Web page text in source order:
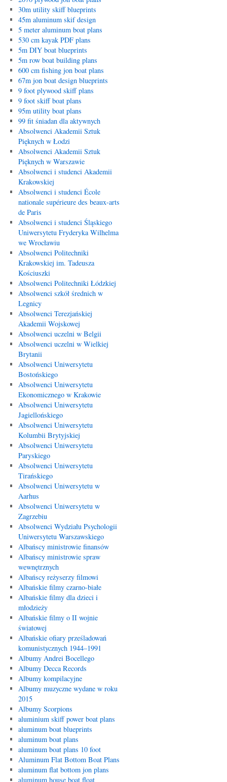
30m utility skiff blueprints
45m aluminum skif design
5 meter aluminum boat plans
530 cm kayak PDF plans
5m DIY boat blueprints
5m row boat building plans
600 cm fishing jon boat plans
67m jon boat design blueprints
9 foot plywood skiff plans
9 foot skiff boat plans
95m utility boat plans
99 fit śniadan dla aktywnych
Absolwenci Akademii Sztuk
Pięknych w Łodzi
Absolwenci Akademii Sztuk
Pięknych w Warszawie
Absolwenci i studenci Akademii
Krakowskiej
Absolwenci i studenci École
nationale supérieure des beaux-arts
de Paris
Absolwenci i studenci Śląskiego
Uniwersytetu Fryderyka Wilhelma
we Wrocławiu
Absolwenci Politechniki
Krakowskiej im. Tadeusza
Kościuszki
Absolwenci Politechniki Łódzkiej
Absolwenci szkół średnich w
Legnicy
Absolwenci Terezjańskiej
Akademii Wojskowej
Absolwenci uczelni w Belgii
Absolwenci uczelni w Wielkiej
Brytanii
Absolwenci Uniwersytetu
Bostońskiego
Absolwenci Uniwersytetu
Ekonomicznego w Krakowie
Absolwenci Uniwersytetu
Jagiellońskiego
Absolwenci Uniwersytetu
Kolumbii Brytyjskiej
Absolwenci Uniwersytetu
Paryskiego
Absolwenci Uniwersytetu
Tirańskiego
Absolwenci Uniwersytetu w
Aarhus
Absolwenci Uniwersytetu w
Zagrzebiu
Absolwenci Wydziału Psychologii
Uniwersytetu Warszawskiego
Albańscy ministrowie finansów
Albańscy ministrowie spraw
wewnętrznych
Albańscy reżyserzy filmowi
Albańskie filmy czarno-białe
Albańskie filmy dla dzieci i
młodzieży
Albańskie filmy o II wojnie
światowej
Albańskie ofiary prześladowań
komunistycznych 1944–1991
Albumy Andrei Bocellego
Albumy Decca Records
Albumy kompilacyjne
Albumy muzyczne wydane w roku
2015
Albumy Scorpions
aluminium skiff power boat plans
aluminum boat blueprints
aluminum boat plans
aluminum boat plans 10 foot
Aluminum Flat Bottom Boat Plans
aluminum flat bottom jon plans
aluminum house boat float